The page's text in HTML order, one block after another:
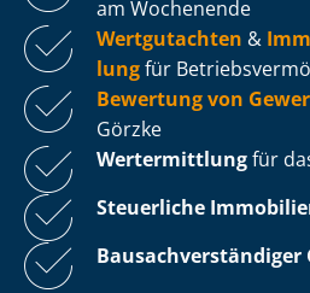
am Wochenende
Wertgutachten &
lungfür
Bewertung von
Görzke
Wertermittlungfür
Steuerliche
Bau­sach­ver­stän­di­ger